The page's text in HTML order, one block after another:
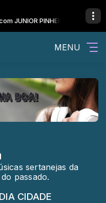
JUNIOR PINHEIRO E O
MENU
sertanejas da
passado.
CIDADE